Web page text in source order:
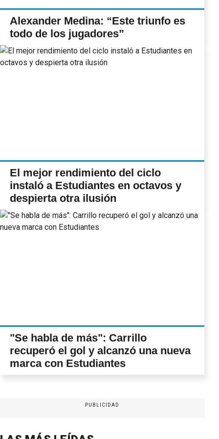
Alexander Medina: “Este triunfo es
todo de los jugadores”
El mejor rendimiento del ciclo
instaló a Estudiantes en octavos y
despierta otra ilusión
"Se habla de más": Carrillo
recuperó el gol y alcanzó una nueva
marca con Estudiantes
PUBLICIDAD